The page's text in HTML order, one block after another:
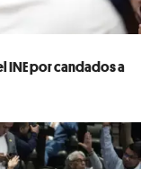
por candados a